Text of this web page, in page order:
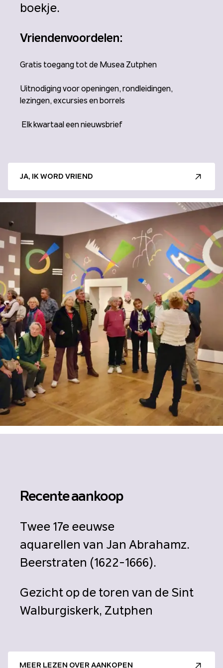
boekje.
Vriendenvoordelen:
Gratis toegang tot de Musea Zutphen
Uitnodiging voor openingen, rondleidingen,
lezingen, excursies en borrels
Elk kwartaal een nieuwsbrief
JA, IK WORD VRIEND
Recente aankoop
Twee 17e eeuwse
aquarellen van Jan Abrahamz.
Beerstraten (1622-1666).
Gezicht op de toren van de Sint
Walburgiskerk, Zutphen
MEER LEZEN OVER AANKOPEN